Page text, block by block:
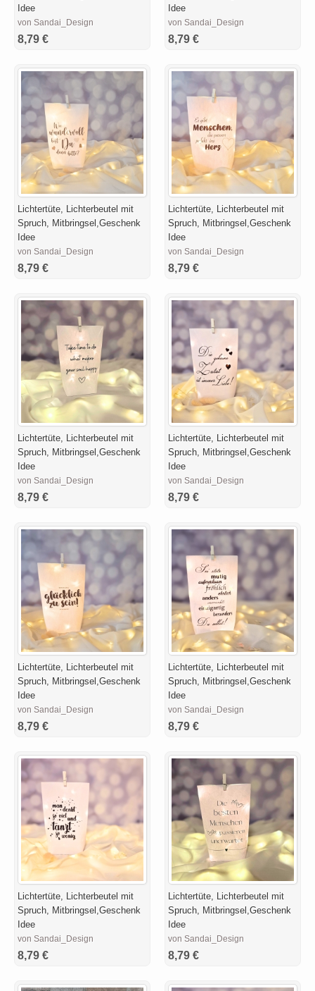
Idee
von Sandai_Design
8,79 €
Idee
von Sandai_Design
8,79 €
Lichtertüte, Lichterbeutel mit
Spruch, Mitbringsel,Geschenk
Idee
von Sandai_Design
8,79 €
Lichtertüte, Lichterbeutel mit
Spruch, Mitbringsel,Geschenk
Idee
von Sandai_Design
8,79 €
Lichtertüte, Lichterbeutel mit
Spruch, Mitbringsel,Geschenk
Idee
von Sandai_Design
8,79 €
Lichtertüte, Lichterbeutel mit
Spruch, Mitbringsel,Geschenk
Idee
von Sandai_Design
8,79 €
Lichtertüte, Lichterbeutel mit
Spruch, Mitbringsel,Geschenk
Idee
von Sandai_Design
8,79 €
Lichtertüte, Lichterbeutel mit
Spruch, Mitbringsel,Geschenk
Idee
von Sandai_Design
8,79 €
Lichtertüte, Lichterbeutel mit
Spruch, Mitbringsel,Geschenk
Idee
von Sandai_Design
8,79 €
Lichtertüte, Lichterbeutel mit
Spruch, Mitbringsel,Geschenk
Idee
von Sandai_Design
8,79 €